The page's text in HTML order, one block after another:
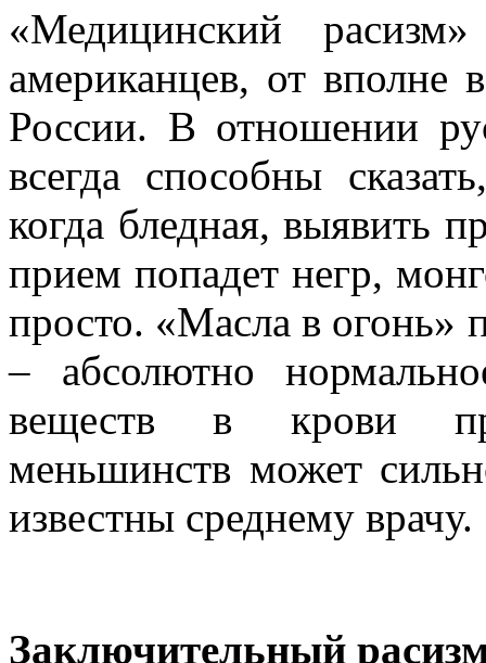
«Медицинский
американцев, от вполне
России. В отношении
всегда способны
когда бледная, выявить
прием попадет негр,
просто. «Масла в огонь»
– абсолютно
веществ в крови
меньшинств может
известны среднему врачу.
Заключительный